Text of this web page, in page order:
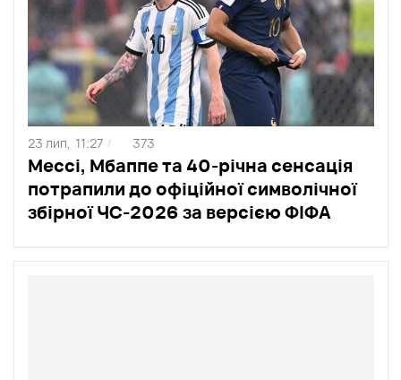
Мессі, Мбаппе та 40-річна сенсація
потрапили до офіційної символічної
збірної ЧС-2026 за версією ФІФА
23 лип, 11:27 / 373